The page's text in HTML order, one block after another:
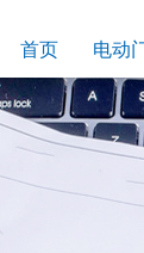
首页 电动